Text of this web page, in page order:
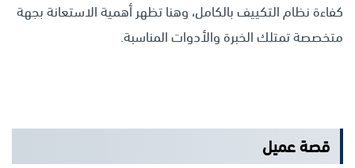
كفاءة نظام التكييف بالكامل، وهنا تظهر أهمية الاستعانة بجهة
متخصصة تمتلك الخبرة والأدوات المناسبة.
قصة عميل